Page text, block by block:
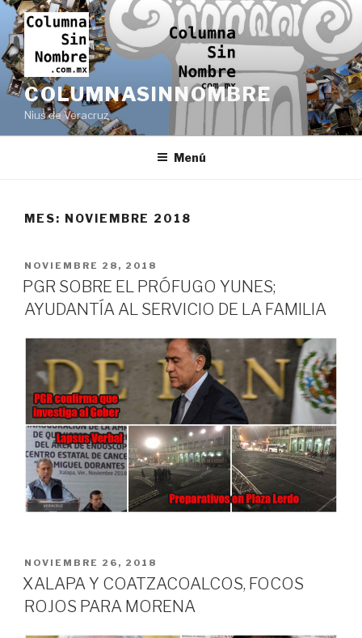
Ir
contenido
COLUMNASINNOMBRE
Nius de Veracruz
Menú
MES: NOVIEMBRE 2018
PUBLICADO
EN
NOVIEMBRE 28, 2018
PGR SOBRE EL PRÓFUGO YUNES;
AYUDANTÍA AL SERVICIO DE LA FAMILIA
PUBLICADO
EN
NOVIEMBRE 26, 2018
XALAPA Y COATZACOALCOS, FOCOS
ROJOS PARA MORENA